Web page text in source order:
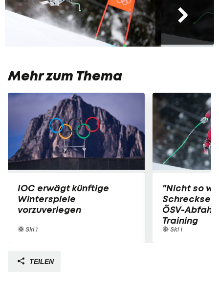
Mehr zum Thema
IOC erwägt künftige
Winterspiele
vorzuverlegen
Ski 1
"Nicht so
ÖSV-
Training
Ski 1
TEILEN